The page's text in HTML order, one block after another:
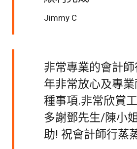
Jimmy C
非常專業的會計
年非常放心及專
種事項.非常欣賞
多謝鄧先生/陳小
助! 祝會計師行蒸